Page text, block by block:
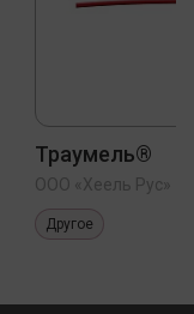
Траумель®
ООО «Хеель Рус»
Другое